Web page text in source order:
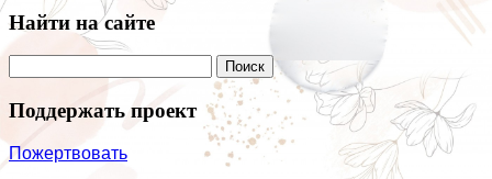
Найти на сайте
Поддержать проект
Пожертвовать